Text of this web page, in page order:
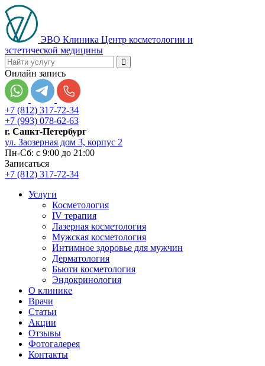
ЭВО Клиника Центр косметологии и
эстетической медицины
Онлайн запись
+7 (812) 317-72-34
+7 (993) 078-62-63
г. Санкт-Петербург
ул. Заозерная дом 3, корпус 2
Пн-Сб: с 9:00 до 21:00
Записаться
+7 (812) 317-72-34
Услуги
Косметология
IV терапия
Лазерная косметология
Мужская косметология
Интимное здоровье для мужчин
Дерматология
Бьюти косметология
Эндокринология
О клинике
Врачи
Статьи
Акции
Отзывы
Фотогалерея
Контакты